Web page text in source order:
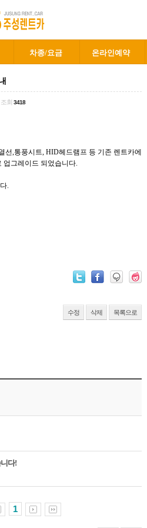
차종/요금 온라인예약
조회 3418
선,통풍시트, HID헤드램프 등 기존 렌트카에
업그레이드 되었습니다.
.
수정 삭제 목록으로
다!
1